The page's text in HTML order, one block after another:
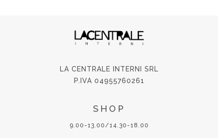
LA CENTRALE INTERNI SRL
P.IVA 04955760261
SHOP
9.00-13.00/14.30-18.00